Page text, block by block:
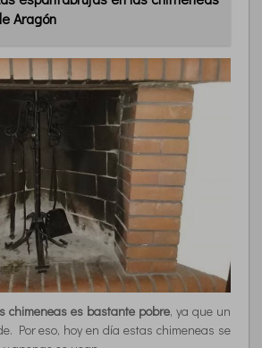
Aragón
chimeneas es bastante pobre, ya que un
Por eso, hoy en día estas chimeneas se